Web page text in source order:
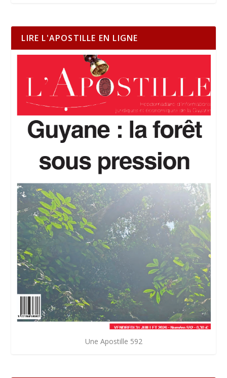
LIRE L'APOSTILLE EN LIGNE
Une Apostille 592